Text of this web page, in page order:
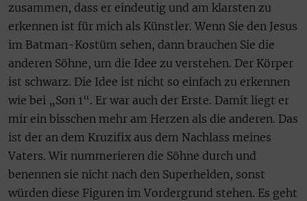
zusammen, dass er eindeutig und am klarsten zu
erkennen ist für mich als Künstler. Wenn Sie den Jesus
im Batman-Kostüm sehen, dann brauchen Sie die
anderen Söhne, um die Idee zu verstehen. Der Körper
ist schwarz. Die Idee ist nicht so einfach zu erkennen
wie bei „Son 1“. Er war auch der Erste. Damit liegt er
mir ein bisschen mehr am Herzen als die anderen. Das
ist der an dem Kruzifix aus dem Nachlass meines
Vaters. Wir nummerieren die Söhne durch und
benennen sie nicht nach den Superhelden, sonst
würden diese Figuren im Vordergrund stehen. Es geht